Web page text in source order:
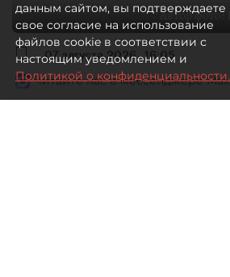
Автор фото:
07 августа 2026 16:05
Читайте нас в мессенджере Max
данным сайтом, вы подтверждаете
свое согласие на использование
файлов cookie в соответствии с
настоящим уведомлением и
Политикой о конфиденциальности.